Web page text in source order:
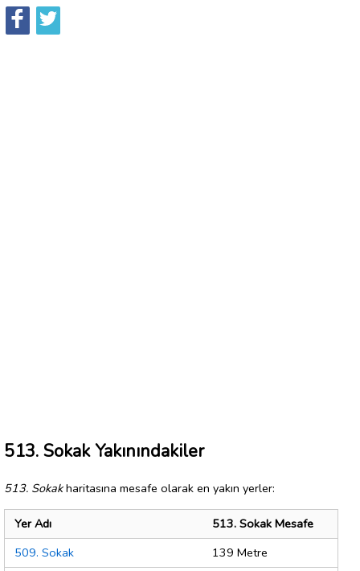
513. Sokak Yakınındakiler
513. Sokakharitasına mesafe olarak en yakın yerler:
Yer Adı
513. Sokak Mesafe
509. Sokak
139 Metre